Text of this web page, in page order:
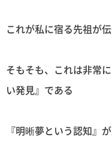
これが私に宿る先祖が
そもそも、これは非常
い発見』である
『明晰夢という認知』